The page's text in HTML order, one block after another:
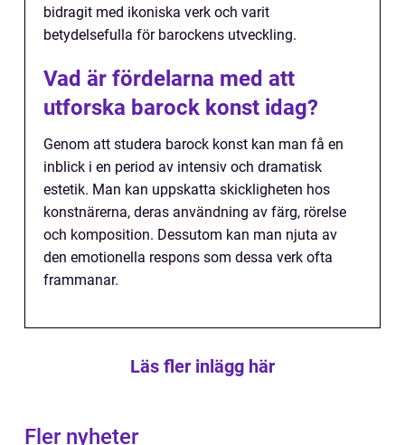
bidragit med ikoniska verk och varit
betydelsefulla för barockens utveckling.
Vad är fördelarna med att
utforska barock konst idag?
Genom att studera barock konst kan man få en
inblick i en period av intensiv och dramatisk
estetik. Man kan uppskatta skickligheten hos
konstnärerna, deras användning av färg, rörelse
och komposition. Dessutom kan man njuta av
den emotionella respons som dessa verk ofta
frammanar.
Läs fler inlägg här
Fler nyheter